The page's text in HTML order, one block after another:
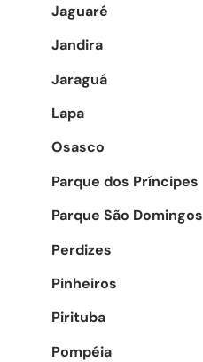
Jaguaré
Jandira
Jaraguá
Lapa
Osasco
Parque dos Príncipes
Parque São Domingos
Perdizes
Pinheiros
Pirituba
Pompéia